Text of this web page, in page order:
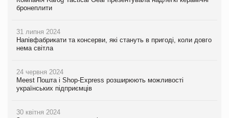
бронеплити
31 липня 2024
Напівфабрикати та консерви, які стануть в пригоді, коли довго
нема світла
24 червня 2024
Meest Пошта і Shop-Express розширюють можливості
українських підприємців
30 квітня 2024